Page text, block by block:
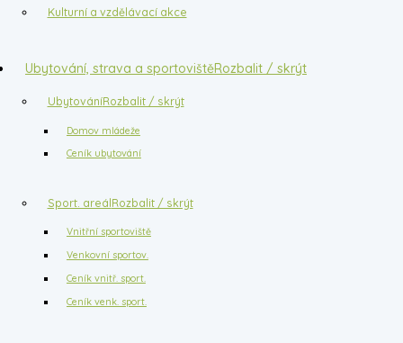
Kulturní a vzdělávací akce
Ubytování, strava a sportovištěRozbalit / skrýt
UbytováníRozbalit / skrýt
Domov mládeže
Ceník ubytování
Sport. areálRozbalit / skrýt
Vnitřní sportoviště
Venkovní sportov.
Ceník vnitř. sport.
Ceník venk. sport.